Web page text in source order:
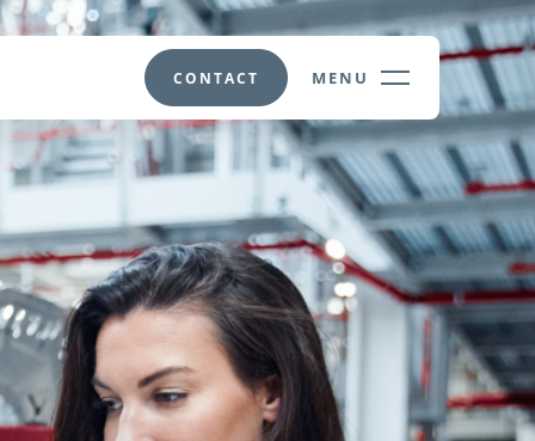
CONTACT MENU